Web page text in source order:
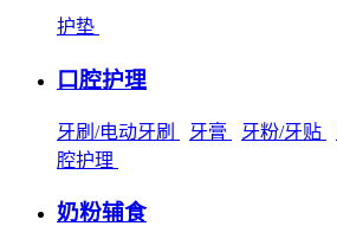
护垫
口腔护理
牙刷/电动牙刷 牙膏 牙粉/牙贴
腔护理
奶粉辅食